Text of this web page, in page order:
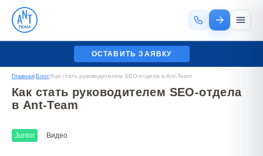
ОСТАВИТЬ ЗАЯВКУ
Главная/Блог/Как стать руководителем SEO-отдела в Ant-Team
Как стать руководителем SEO-отдела
в Ant-Team
Junior Видео